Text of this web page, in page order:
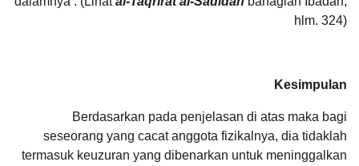
hlm. 324)
Kesimpulan
Berdasarkan pada penjelasan di atas maka bagi
seseorang yang cacat anggota fizikalnya, dia tidaklah
termasuk keuzuran yang dibenarkan untuk meninggalkan